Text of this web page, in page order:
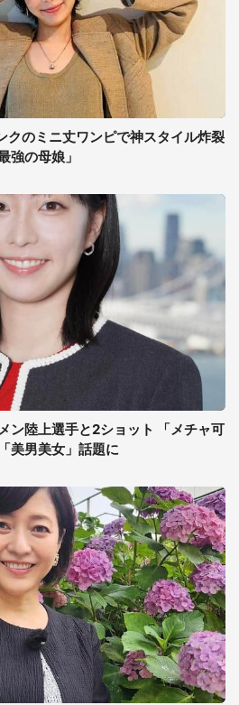
クのミニ丈ワンピで神スタイル炸裂
強の母娘」
ン陸上選手と2ショット 「メチャ可
美男美女」話題に